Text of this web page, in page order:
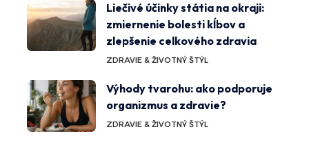
Liečivé účinky státia na okraji:
zmiernenie bolesti kĺbov a
zlepšenie celkového zdravia
ZDRAVIE & ŽIVOTNÝ ŠTÝL
Výhody tvarohu: ako podporuje
organizmus a zdravie?
ZDRAVIE & ŽIVOTNÝ ŠTÝL